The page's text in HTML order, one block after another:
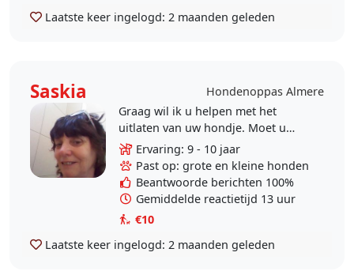
Laatste keer ingelogd: 2 maanden geleden
Saskia
Hondenoppas Almere
Graag wil ik u helpen met het
uitlaten van uw hondje. Moet u
werken of onverwacht een dagje uit
dan kom ik wel even ter
ondersteuning. Ik ben..
Ervaring: 9 - 10 jaar
Past op: grote en kleine honden
Beantwoorde berichten 100%
Gemiddelde reactietijd 13 uur
€10
Laatste keer ingelogd: 2 maanden geleden